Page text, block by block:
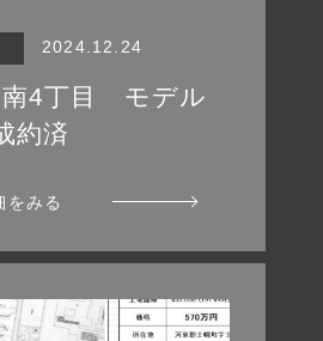
2024.12.24
南4丁目 モデル
約済
をみる